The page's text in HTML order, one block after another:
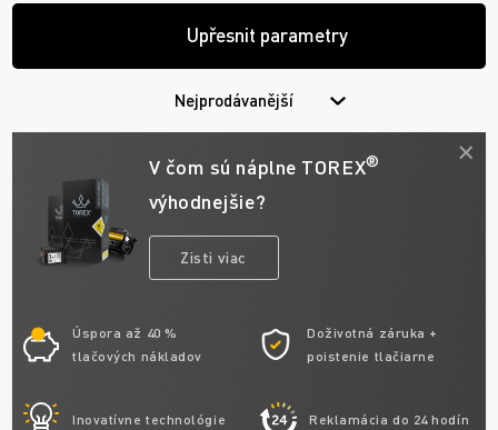
Upřesnit parametry
Nejprodávanější
V čom sú náplne TOREX®
výhodnejšie?
Zisti viac
Úspora až 40 %
tlačových nákladov
Doživotná záruka +
poistenie tlačiarne
Inovatívne technológie Reklamácia do 24 hodín